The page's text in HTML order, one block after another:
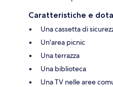
Caratteristiche e
Una cassetta di
Un'area picnic
Una terrazza
Una biblioteca
Una TV nelle aree